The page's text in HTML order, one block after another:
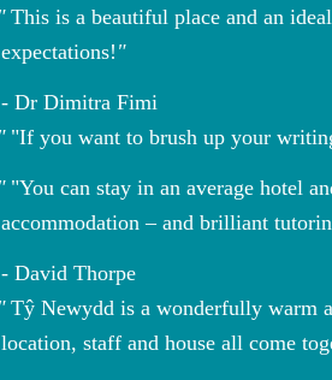
This is a beautiful place and an
expectations!
Dr Dimitra Fimi
"If you want to brush up your
"You can stay in an average hotel
accommodation – and brilliant
David Thorpe
Tŷ Newydd is a wonderfully warm
location, staff and house all come